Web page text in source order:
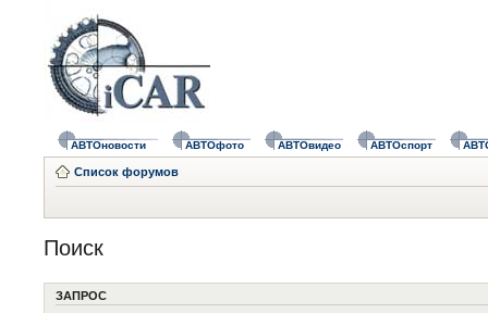
АВТОновости АВТОфото АВТОвидео АВТОспорт
Список форумов
Поиск
ЗАПРОС